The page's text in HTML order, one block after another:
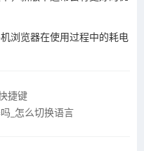
浏览器在使用过程中的耗电
捷键
_怎么切换语言